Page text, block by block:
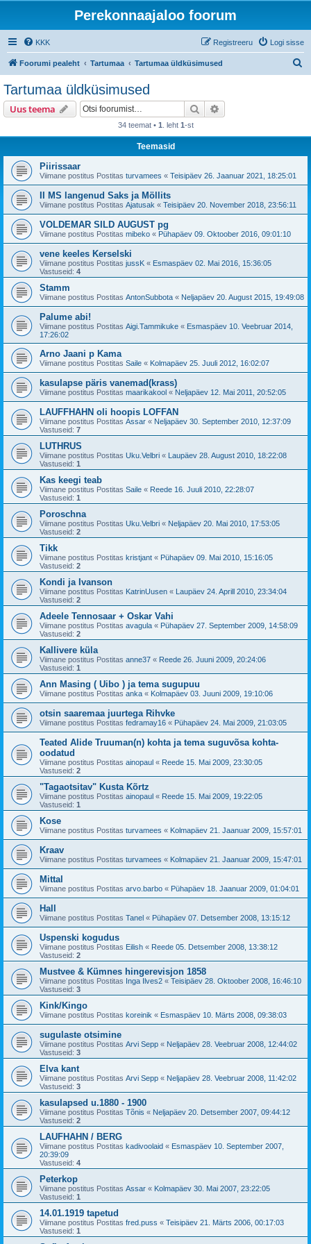
Perekonnaajaloo foorum
KKK Logi sisse
Registreeru
Foorumi pealeht Tartumaa Tartumaa üldküsimused
Tartumaa üldküsimused
Uus teema Otsi
34 teemat • 1 . leht 1-st
Teemasid
Piirissaar
Viimane postitus Postitas turvamees « Teisipäev 26. Jaanuar 2021, 18:25:01
II MS langenud Saks ja Möllits
Viimane postitus Postitas Ajatusak « Teisipäev 20. November 2018, 23:56:11
VOLDEMAR SILD AUGUST pg
Viimane postitus Postitas mibeko « Pühapäev 09. Oktoober 2016, 09:01:10
vene keeles Kerselski
Viimane postitus Postitas jussK « Esmaspäev 02. Mai 2016, 15:36:05
Vastuseid: 4
Stamm
Viimane postitus Postitas AntonSubbota « Neljapäev 20. August 2015, 19:49:08
Palume abi!
Viimane postitus Postitas Aigi.Tammikuke « Esmaspäev 10. Veebruar 2014,
17:26:02
Arno Jaani p Kama
Viimane postitus Postitas Saile « Kolmapäev 25. Juuli 2012, 16:02:07
kasulapse päris vanemad(krass)
Viimane postitus Postitas maarikakool « Neljapäev 12. Mai 2011, 20:52:05
LAUFFHAHN oli hoopis LOFFAN
Viimane postitus Postitas Assar « Neljapäev 30. September 2010, 12:37:09
Vastuseid: 7
LUTHRUS
Viimane postitus Postitas Uku.Velbri « Laupäev 28. August 2010, 18:22:08
Vastuseid: 1
Kas keegi teab
Viimane postitus Postitas Saile « Reede 16. Juuli 2010, 22:28:07
Vastuseid: 1
Poroschna
Viimane postitus Postitas Uku.Velbri « Neljapäev 20. Mai 2010, 17:53:05
Vastuseid: 2
Tikk
Viimane postitus Postitas kristjant « Pühapäev 09. Mai 2010, 15:16:05
Vastuseid: 2
Kondi ja Ivanson
Viimane postitus Postitas KatrinUusen « Laupäev 24. Aprill 2010, 23:34:04
Vastuseid: 2
Adeele Tennosaar + Oskar Vahi
Viimane postitus Postitas avagula « Pühapäev 27. September 2009, 14:58:09
Vastuseid: 2
Kallivere küla
Viimane postitus Postitas anne37 « Reede 26. Juuni 2009, 20:24:06
Vastuseid: 1
Ann Masing ( Uibo ) ja tema sugupuu
Viimane postitus Postitas anka « Kolmapäev 03. Juuni 2009, 19:10:06
otsin saaremaa juurtega Rihvke
Viimane postitus Postitas fedramay16 « Pühapäev 24. Mai 2009, 21:03:05
Teated Alide Truuman(n) kohta ja tema suguvõsa kohta-
oodatud
Viimane postitus Postitas ainopaul « Reede 15. Mai 2009, 23:30:05
Vastuseid: 2
"Tagaotsitav" Kusta Kõrtz
Viimane postitus Postitas ainopaul « Reede 15. Mai 2009, 19:22:05
Vastuseid: 1
Kose
Viimane postitus Postitas turvamees « Kolmapäev 21. Jaanuar 2009, 15:57:01
Kraav
Viimane postitus Postitas turvamees « Kolmapäev 21. Jaanuar 2009, 15:47:01
Mittal
Viimane postitus Postitas arvo.barbo « Pühapäev 18. Jaanuar 2009, 01:04:01
Hall
Viimane postitus Postitas Tanel « Pühapäev 07. Detsember 2008, 13:15:12
Uspenski kogudus
Viimane postitus Postitas Eilish « Reede 05. Detsember 2008, 13:38:12
Vastuseid: 2
Mustvee & Kümnes hingerevisjon 1858
Viimane postitus Postitas Inga Ilves2 « Teisipäev 28. Oktoober 2008, 16:46:10
Vastuseid: 3
Kink/Kingo
Viimane postitus Postitas koreinik « Esmaspäev 10. Märts 2008, 09:38:03
sugulaste otsimine
Viimane postitus Postitas Arvi Sepp « Neljapäev 28. Veebruar 2008, 12:44:02
Vastuseid: 3
Elva kant
Viimane postitus Postitas Arvi Sepp « Neljapäev 28. Veebruar 2008, 11:42:02
Vastuseid: 3
kasulapsed u.1880 - 1900
Viimane postitus Postitas Tõnis « Neljapäev 20. Detsember 2007, 09:44:12
Vastuseid: 2
LAUFHAHN / BERG
Viimane postitus Postitas kadivoolaid « Esmaspäev 10. September 2007,
20:39:09
Vastuseid: 4
Peterkop
Viimane postitus Postitas Assar « Kolmapäev 30. Mai 2007, 23:22:05
Vastuseid: 1
14.01.1919 tapetud
Viimane postitus Postitas fred.puss « Teisipäev 21. Märts 2006, 00:17:03
Vastuseid: 1